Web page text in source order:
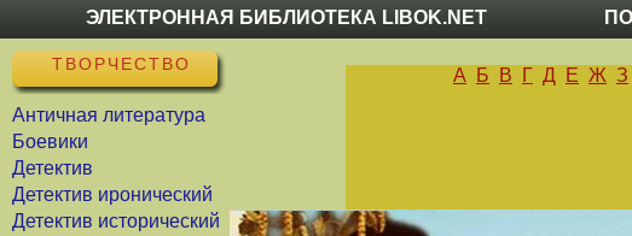
ЭЛЕКТРОННАЯ БИБЛИОТЕКА LIBOK.NET
ТВОРЧЕСТВО
Античная литература
Боевики
Детектив
Детектив иронический
Детектив исторический
А Б В Г Д Е Ж З